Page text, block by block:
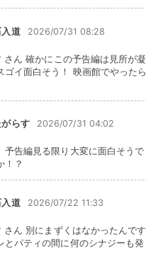
道 2026/07/31 08:28
さん 確かにこの予告編は見所が凝
ゴイ面白そう！ 映画館でやったら
らす 2026/07/31 04:02
予告編見る限り大変に面白そうで
！？
道 2026/07/22 11:33
さん 別にまずくはなかったんです
とパティの間に何のシナジーも発